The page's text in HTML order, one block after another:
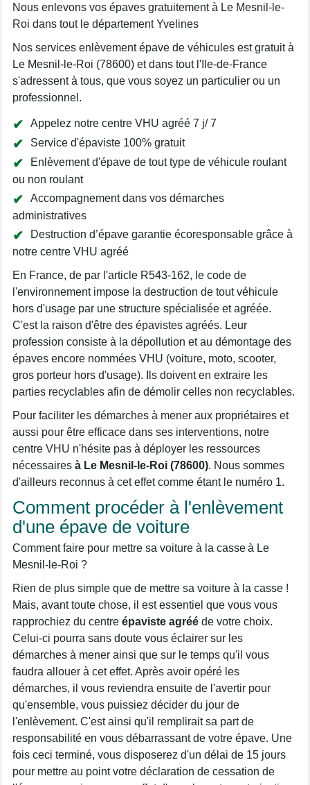
Nous enlevons vos épaves gratuitement à Le Mesnil-le-
Roi dans tout le département Yvelines
Nos services enlèvement épave de véhicules est gratuit à
Le Mesnil-le-Roi (78600) et dans tout l'Ile-de-France
s'adressent à tous, que vous soyez un particulier ou un
professionnel.
Appelez notre centre VHU agréé 7 j/ 7
Service d'épaviste 100% gratuit
Enlèvement d'épave de tout type de véhicule roulant
ou non roulant
Accompagnement dans vos démarches
administratives
Destruction d’épave garantie écoresponsable grâce à
notre centre VHU agréé
En France, de par l'article R543-162, le code de
l'environnement impose la destruction de tout véhicule
hors d'usage par une structure spécialisée et agréée.
C'est la raison d'être des épavistes agréés. Leur
profession consiste à la dépollution et au démontage des
épaves encore nommées VHU (voiture, moto, scooter,
gros porteur hors d'usage). Ils doivent en extraire les
parties recyclables afin de démolir celles non recyclables.
Pour faciliter les démarches à mener aux propriétaires et
aussi pour être efficace dans ses interventions, notre
centre VHU n'hésite pas à déployer les ressources
nécessaires à Le Mesnil-le-Roi (78600). Nous sommes
d'ailleurs reconnus à cet effet comme étant le numéro 1.
Comment procéder à l'enlèvement
d'une épave de voiture
Comment faire pour mettre sa voiture à la casse à Le
Mesnil-le-Roi ?
Rien de plus simple que de mettre sa voiture à la casse !
Mais, avant toute chose, il est essentiel que vous vous
rapprochiez du centre épaviste agréé de votre choix.
Celui-ci pourra sans doute vous éclairer sur les
démarches à mener ainsi que sur le temps qu'il vous
faudra allouer à cet effet. Après avoir opéré les
démarches, il vous reviendra ensuite de l'avertir pour
qu'ensemble, vous puissiez décider du jour de
l'enlèvement. C'est ainsi qu'il remplirait sa part de
responsabilité en vous débarrassant de votre épave. Une
fois ceci terminé, vous disposerez d'un délai de 15 jours
pour mettre au point votre déclaration de cessation de